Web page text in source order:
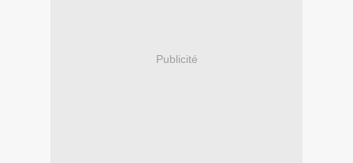
Publicité